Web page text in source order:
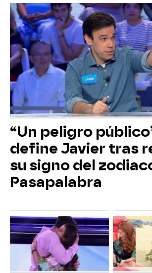
“Un peligro
define Javier tras
su signo del
Pasapalabra